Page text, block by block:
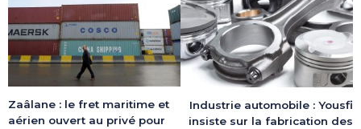
Zaâlane : le fret maritime et
aérien ouvert au privé pour
Industrie automobile : Yousfi
insiste sur la fabrication des